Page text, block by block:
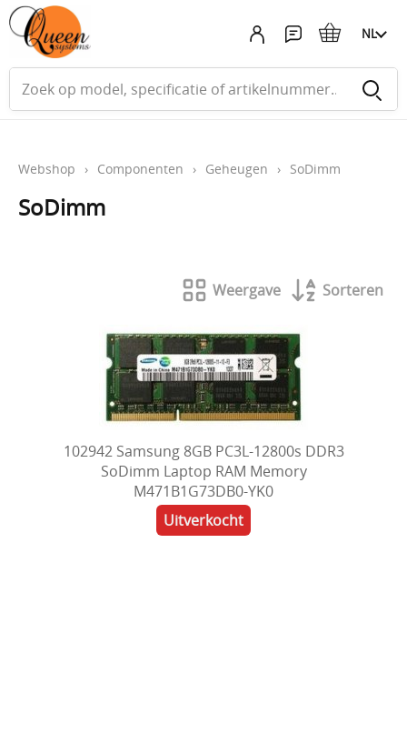
NL
Webshop › Componenten › Geheugen › SoDimm
SoDimm
Weergave Sorteren
102942 Samsung 8GB PC3L-12800s DDR3
SoDimm Laptop RAM Memory
M471B1G73DB0-YK0
Uitverkocht